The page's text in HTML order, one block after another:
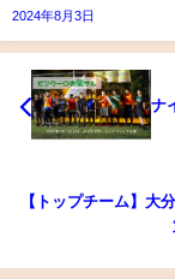
2024年8月3日
ナ
【トップチーム】大